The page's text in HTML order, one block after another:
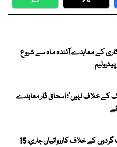
WhatsApp Twitter
کاری کے معاہدے آئندہ ماہ سے شروع
کے خلاف نہیں’؛ اسحاق ڈار معاہدے
بلوچستان میں دہشت گردوں کے خلاف کارروائیاں جاری، 15